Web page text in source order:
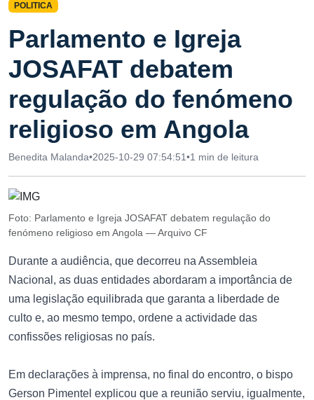
POLITICA
Parlamento e Igreja
JOSAFAT debatem
regulação do fenómeno
religioso em Angola
Benedita Malanda•2025-10-29 07:54:51•1 min de leitura
Foto: Parlamento e Igreja JOSAFAT debatem regulação do
fenómeno religioso em Angola — Arquivo CF
Durante a audiência, que decorreu na Assembleia
Nacional, as duas entidades abordaram a importância de
uma legislação equilibrada que garanta a liberdade de
culto e, ao mesmo tempo, ordene a actividade das
confissões religiosas no país.
Em declarações à imprensa, no final do encontro, o bispo
Gerson Pimentel explicou que a reunião serviu, igualmente,